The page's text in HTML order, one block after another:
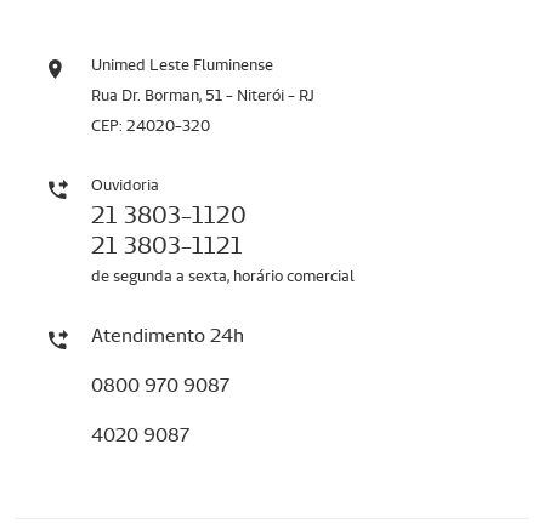
Unimed Leste Fluminense
Rua Dr. Borman, 51 - Niterói - RJ
CEP: 24020-320
Ouvidoria
21 3803-1120
21 3803-1121
de segunda a sexta, horário comercial
Atendimento 24h
0800 970 9087
4020 9087